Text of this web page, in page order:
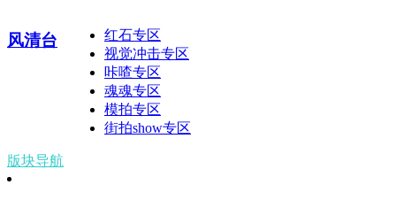
风清台
红石专区
视觉冲击专区
咔喳专区
魂魂专区
模拍专区
街拍show专区
版块导航